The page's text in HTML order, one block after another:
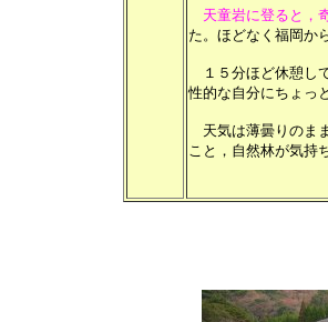
天童岩に登ると，
た。ほどなく福岡か
１５分ほど休憩し
性的な自分にちょっ
天気は薄曇りのま
こと，自然林が気持